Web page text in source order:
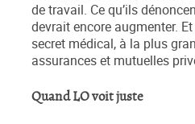
de travail. Ce qu’ils
devrait encore augmenter.
secret médical, à la plus
assurances et mutuelles
Quand LO voit juste